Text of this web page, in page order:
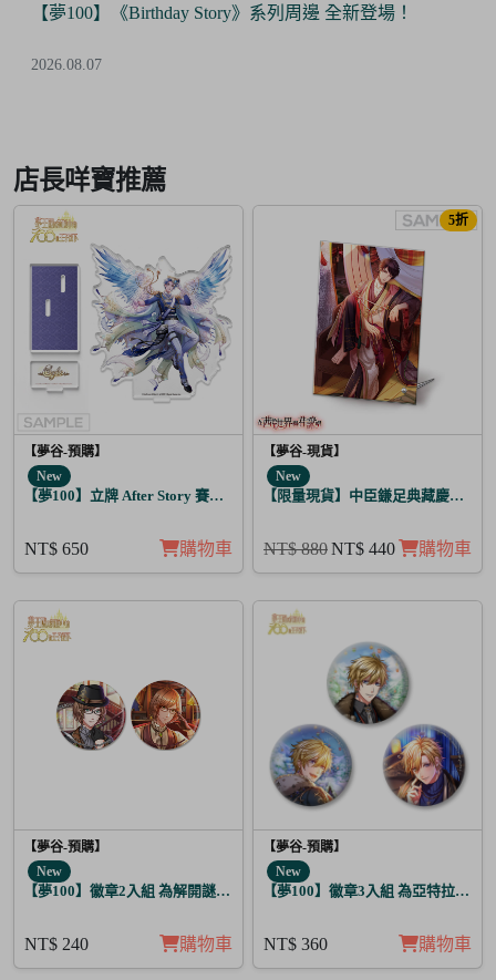
【夢100】《Birthday Story》系列周邊 全新登場！
2026.08.07
6
店長咩寶推薦
【夢谷-預購】
New
【夢100】立牌 After Story 賽菲爾 日覺
NT$ 650 購物車
5折
【夢谷-現貨】
New
【限量現貨】中臣鎌足典藏慶生相
NT$ 880NT$ 440 購物車
【夢谷-預購】
New
【夢100】徽章2入組 為解開謎題的妳施加愛的魔法 格雷亞姆
NT$ 240 購物車
【夢谷-預購】
New
【夢100】徽章3入組 為亞特拉斯的
NT$ 360 購物車